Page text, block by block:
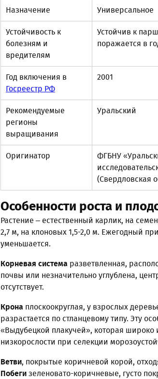
Назначение Универсальное
Устойчивость к
болезням и
вредителям
Устойчив к
поражается в
Год включения в
Госреестр РФ
2001
Рекомендуемые
регионы
выращивания
Уральский
Оригинатор
ФГБНУ
(Свердловская
Особенности роста и
Растение – естественный карлик, на
2,7 м, на клоновых 1,5-2,0 м. Ежегодный
уменьшается.
Корневая система разветвленная,
почвы или незначительно углублена,
отсутствует.
Крона плоскоокруглая, у взрослых
разрастается по стланцевому типу. Эту
«Выдубецкой плакучей», которая широко
низкорослости при селекции
Ветви, покрытые коричневой корой,
Побеги зеленовато-коричневые, густо